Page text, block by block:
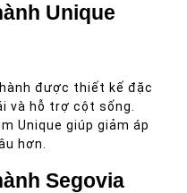
Unique
được thiết kế đặc
và hỗ trợ cột sống.
Unique giúp giảm áp
hơn.
Segovia